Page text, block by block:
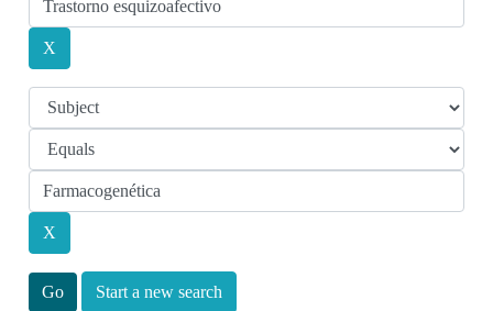
Start a new search